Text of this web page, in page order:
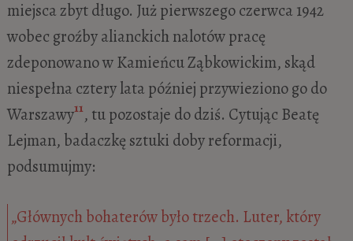
miejsca zbyt długo. Już pierwszego czerwca 1942
wobec groźby alianckich nalotów pracę
zdeponowano w Kamieńcu Ząbkowickim, skąd
niespełna cztery lata później przywieziono go do
Warszawy11, tu pozostaje do dziś. Cytując Beatę
Lejman, badaczkę sztuki doby reformacji,
podsumujmy:
„Głównych bohaterów było trzech. Luter, który